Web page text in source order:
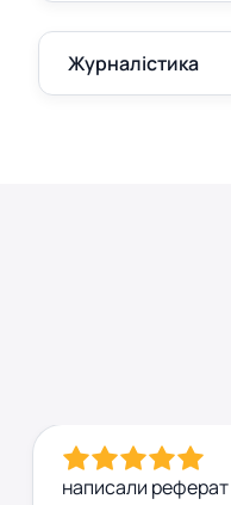
Журналістика
написали реферат